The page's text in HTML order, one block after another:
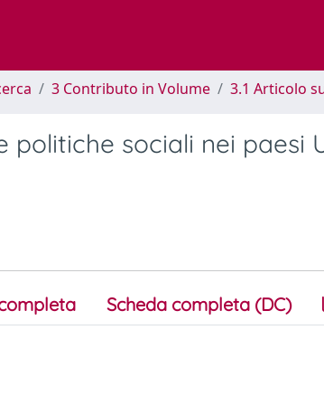
3 Contributo in Volume 3.1 Articolo
politiche sociali nei paesi
Scheda completa (DC)